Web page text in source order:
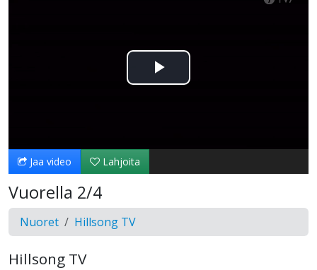
Toista
Jaa video Lahjoita
Vuorella 2/4
Nuoret Hillsong TV
Hillsong TV